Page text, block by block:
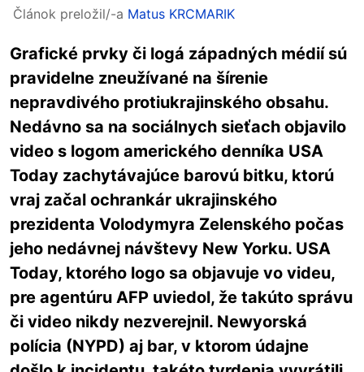
Článok preložil/-a Matus KRCMARIK
Grafické prvky či logá západných médií sú
pravidelne zneužívané na šírenie
nepravdivého protiukrajinského obsahu.
Nedávno sa na sociálnych sieťach objavilo
video s logom amerického denníka USA
Today zachytávajúce barovú bitku, ktorú
vraj začal ochrankár ukrajinského
prezidenta Volodymyra Zelenského počas
jeho nedávnej návštevy New Yorku. USA
Today, ktorého logo sa objavuje vo videu,
pre agentúru AFP uviedol, že takúto správu
či video nikdy nezverejnil. Newyorská
polícia (NYPD) aj bar, v ktorom údajne